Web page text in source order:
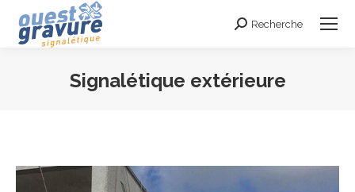
Search:
Recherche
Signalétique extérieure